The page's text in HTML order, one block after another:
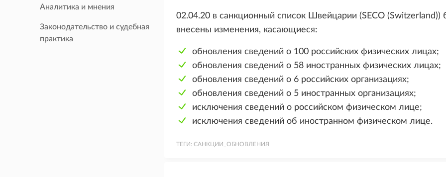
Аналитика и мнения
Законодательство и судебная
практика
02.04.20 в санкционный список Швейцарии (SECO (Switzerland))
внесены изменения, касающиеся:
обновления сведений о 100 российских физических лицах;
обновления сведений о 58 иностранных физических лицах;
обновления сведений о 6 российских организациях;
обновления сведений о 5 иностранных организациях;
исключения сведений о российском физическом лице;
исключения сведений об иностранном физическом лице.
ТЕГИ: САНКЦИИ_ОБНОВЛЕНИЯ